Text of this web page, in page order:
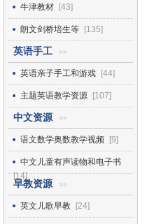
牛津教材 [43]
朗文剑桥培生等 [135]
英语手工 >>
英语亲子手工和游戏 [44]
主题英语教学资源 [107]
中文资源 >>
语文数学奥数教学视频 [9]
中文儿童有声读物和电子书
[14]
早教资源 >>
英文儿歌早教 [24]